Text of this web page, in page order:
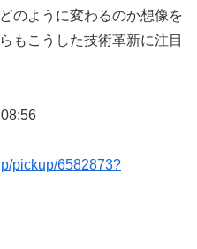
のように変わるのか想像を
もこうした技術革新に注目
pickup/6582873?